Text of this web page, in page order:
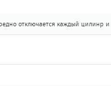
отключается каждый цилинр